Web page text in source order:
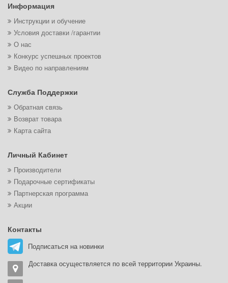
Информация
Инструкции и обучение
Условия доставки /гарантии
О нас
Конкурс успешных проектов
Видео по направлениям
Служба Поддержки
Обратная связь
Возврат товара
Карта сайта
Личный Кабинет
Производители
Подарочные сертификаты
Партнерская программа
Акции
Контакты
Подписаться на новинки
Доставка осуществляется по всей территории Украины.